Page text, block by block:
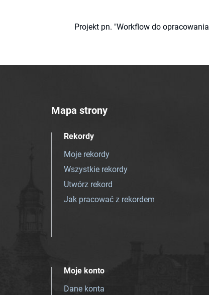
Projekt pn. "Workflow do
Mapa strony
Rekordy
Moje rekordy
Wszystkie rekordy
Utwórz rekord
Jak pracować z rekordem
Moje konto
Dane konta